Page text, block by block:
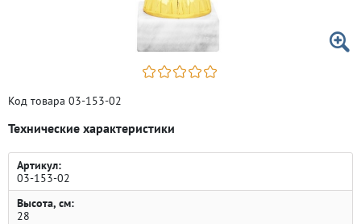
Код товара 03-153-02
Технические характеристики
Артикул:
03-153-02
Высота, см:
28